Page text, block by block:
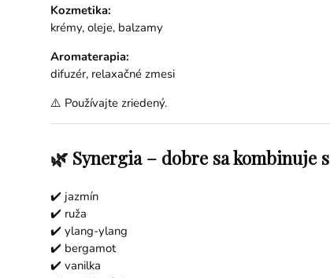
Kozmetika:
krémy, oleje, balzamy
Aromaterapia:
difuzér, relaxačné zmesi
⚠️ Používajte zriedený.
🌿 Synergia – dobre sa kombinuje s
✔️ jazmín
✔️ ruža
✔️ ylang-ylang
✔️ bergamot
✔️ vanilka